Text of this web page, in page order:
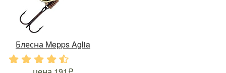
Блесна Mepps Aglia
. . .